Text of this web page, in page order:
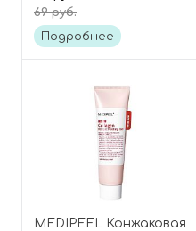
(пирамидка), Mini To Go
Black Sugar & Walnut
69 руб.
Подробнее
MEDIPEEL Конжаковая